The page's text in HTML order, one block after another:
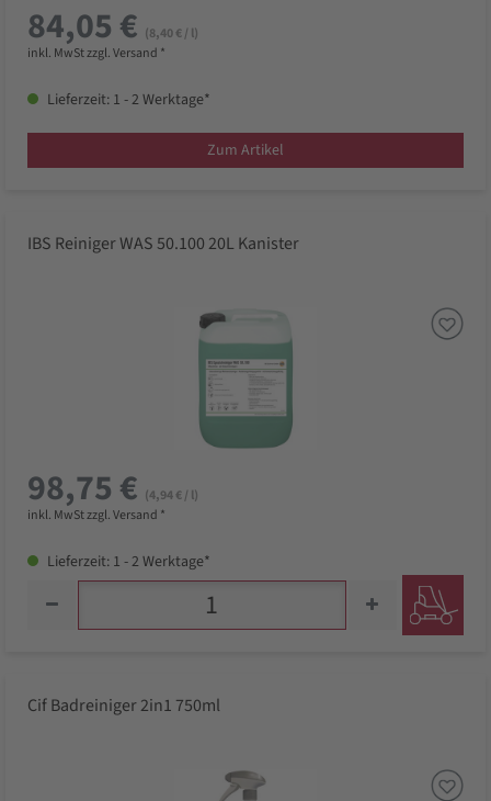
84,05 € (8,40 € / l)
inkl. MwSt zzgl. Versand *
Lieferzeit: 1 - 2 Werktage*
Zum Artikel
IBS Reiniger WAS 50.100 20L Kanister
98,75 € (4,94 € / l)
inkl. MwSt zzgl. Versand *
Lieferzeit: 1 - 2 Werktage*
Cif Badreiniger 2in1 750ml